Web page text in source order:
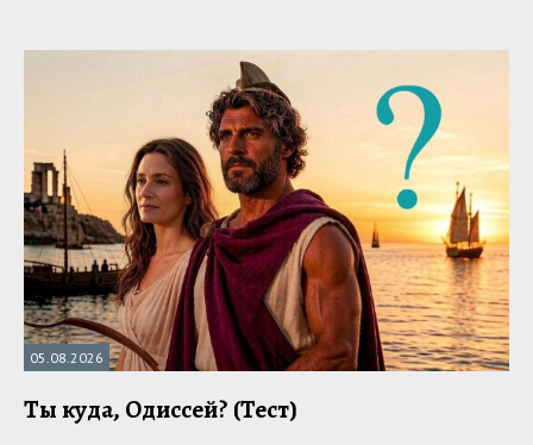
05.08.2026
Ты куда, Одиссей? (Тест)